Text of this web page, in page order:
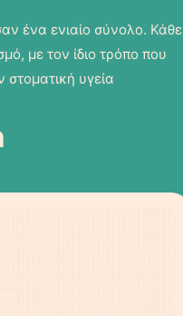
ένα ενιαίο σύνολο. Κάθε
με τον ίδιο τρόπο που
υγεία